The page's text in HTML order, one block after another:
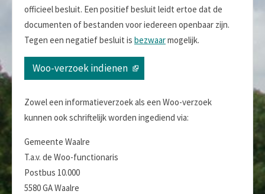
officieel besluit. Een positief besluit leidt ertoe dat de
documenten of bestanden voor iedereen openbaar zijn.
Tegen een negatief besluit is bezwaarmogelijk.
Woo-verzoek indienen
Zowel een informatieverzoek als een Woo-verzoek
kunnen ook schriftelijk worden ingediend via:
Gemeente Waalre
T.a.v. de Woo-functionaris
Postbus 10.000
5580 GA Waalre